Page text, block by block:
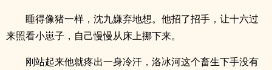
睡得像猪一样，沈九嫌弃地想。他招了招手，让十六过
来照看小崽子，自己慢慢从床上挪下来。
刚站起来他就疼出一身冷汗，洛冰河这个畜生下手没有